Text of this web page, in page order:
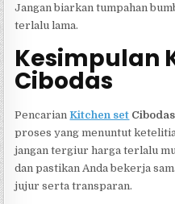
Jangan biarkan tumpahan
terlalu lama.
Kesimpulan
Cibodas
PencarianKitchen set Cibodas
proses yang menuntut
jangan tergiur harga terlalu
dan pastikan Anda bekerja
jujur serta transparan.